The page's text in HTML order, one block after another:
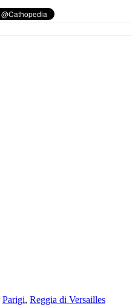
Parigi, Reggia di Versailles